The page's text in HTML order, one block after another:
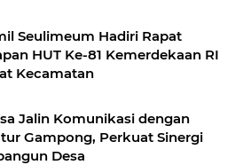
Seulimeum Hadiri Rapat
HUT Ke-81 Kemerdekaan RI
Kecamatan
Jalin Komunikasi dengan
Gampong, Perkuat Sinergi
Desa